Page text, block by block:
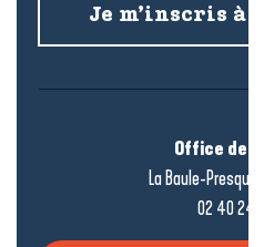
Je m’inscris à
Office de
La Baule-
02 40 24